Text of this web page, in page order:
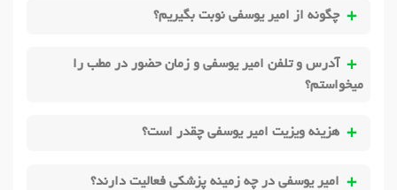
چگونه از امیر یوسفی نوبت بگیریم؟
آدرس و تلفن امیر یوسفی و زمان حضور در مطب را
میخواستم؟
هزینه ویزیت امیر یوسفی چقدر است؟
امیر یوسفی در چه زمینه پزشکی فعالیت دارند؟